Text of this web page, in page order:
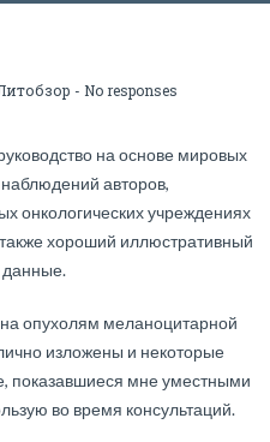
- No responses
на основе мировых
авторов,
онкологических учреждениях
хороший иллюстративный
данные.
опухолям меланоцитарной
изложены и некоторые
показавшиеся мне уместными
во время консультаций.